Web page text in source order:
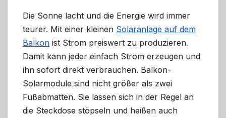
Die Sonne lacht und die Energie wird immer
teurer. Mit einer kleinen Solaranlage auf dem
Balkon ist Strom preiswert zu produzieren.
Damit kann jeder einfach Strom erzeugen und
ihn sofort direkt verbrauchen. Balkon-
Solarmodule sind nicht größer als zwei
Fußabmatten. Sie lassen sich in der Regel an
die Steckdose stöpseln und heißen auch